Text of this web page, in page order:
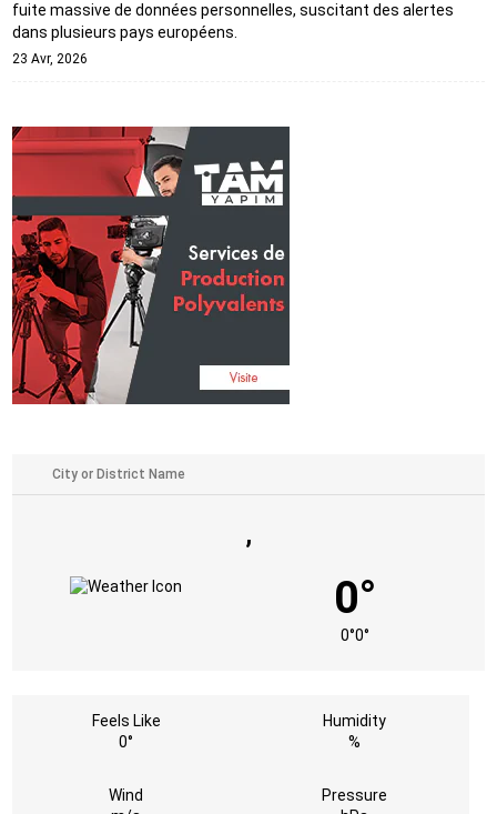
fuite massive de données personnelles, suscitant des alertes
dans plusieurs pays européens.
23 Avr, 2026
,
0°
0°0°
Feels Like
0°
Humidity
%
Wind
Pressure